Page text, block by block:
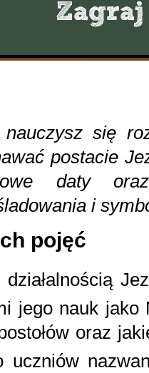
się
postacie
daty
i
pojęć
jego nauk jako
oraz
uczniów